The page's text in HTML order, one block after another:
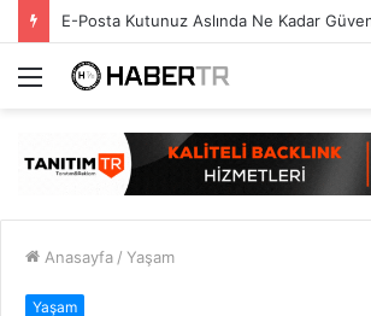
E-Posta Kutunuz Aslında Ne Kadar
Menü
Anasayfa / Yaşam
Yaşam